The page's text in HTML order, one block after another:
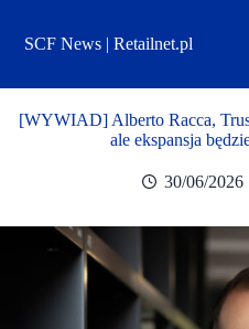
treściSCF News | Retailnet.pl
[WYWIAD] Alberto Racca,
ale ekspansja
30/06/2026